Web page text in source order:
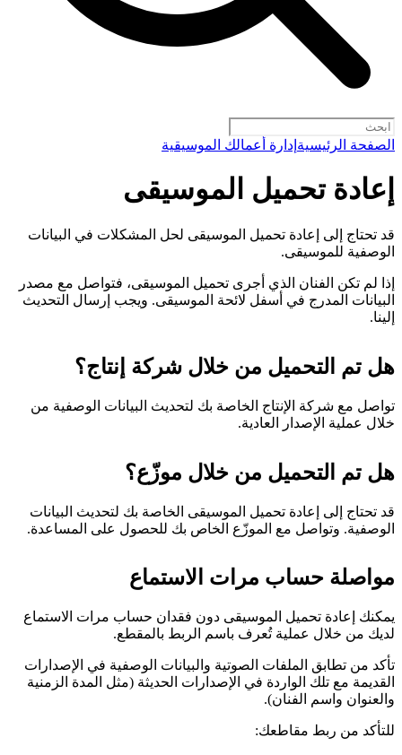
الصفحة الرئيسية إدارة أعمالك الموسيقية
إعادة تحميل الموسيقى
قد تحتاج إلى إعادة تحميل الموسيقى لحل المشكلات في البيانات
الوصفية للموسيقى.
إذا لم تكن الفنان الذي أجرى تحميل الموسيقى، فتواصل مع مصدر
البيانات المدرج في أسفل لائحة الموسيقى. ويجب إرسال التحديث
إلينا.
هل تم التحميل من خلال شركة إنتاج؟
تواصل مع شركة الإنتاج الخاصة بك لتحديث البيانات الوصفية من
خلال عملية الإصدار العادية.
هل تم التحميل من خلال موزّع؟
قد تحتاج إلى إعادة تحميل الموسيقى الخاصة بك لتحديث البيانات
الوصفية. وتواصل مع الموزّع الخاص بك للحصول على المساعدة.
مواصلة حساب مرات الاستماع
يمكنك إعادة تحميل الموسيقى دون فقدان حساب مرات الاستماع
لديك من خلال عملية تُعرف باسم الربط بالمقطع.
تأكد من تطابق الملفات الصوتية والبيانات الوصفية في الإصدارات
القديمة مع تلك الواردة في الإصدارات الحديثة (مثل المدة الزمنية
والعنوان واسم الفنان).
للتأكد من ربط مقاطعك: